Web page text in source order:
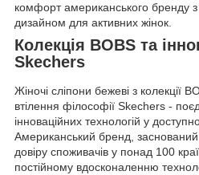
комфорт американського бренду
дизайном для активних жінок.
Колекція BOBS та
Skechers
Жіночі сліпони бежеві з колекції
втілення філософії Skechers -
інноваційних технологій у
Американський бренд,
довіру споживачів у понад 100
постійному вдосконаленню